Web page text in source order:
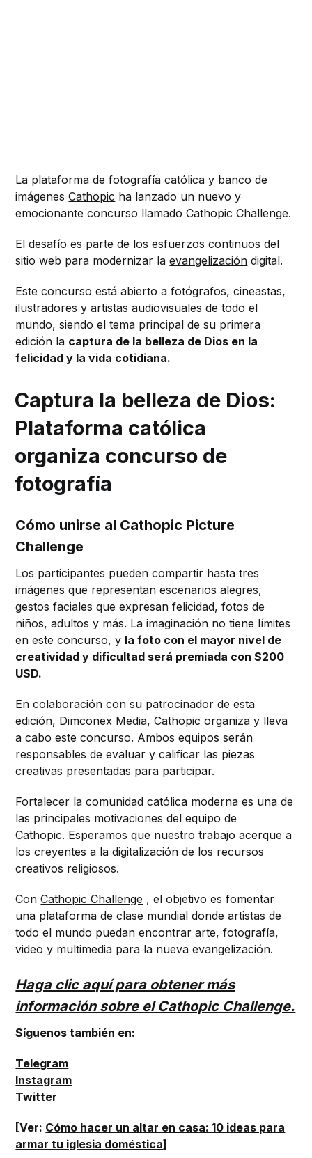
La plataforma de fotografía católica y banco de
imágenesCathopic ha lanzado un nuevo y
emocionante concurso llamado Cathopic Challenge.
El desafío es parte de los esfuerzos continuos del
sitio web para modernizar laevangelización digital.
Este concurso está abierto a fotógrafos, cineastas,
ilustradores y artistas audiovisuales de todo el
mundo, siendo el tema principal de su primera
edición la captura de la belleza de Dios en la
felicidad y la vida cotidiana.
Captura la belleza de Dios:
Plataforma católica
organiza concurso de
fotografía
Cómo unirse al Cathopic Picture
Challenge
Los participantes pueden compartir hasta tres
imágenes que representan escenarios alegres,
gestos faciales que expresan felicidad, fotos de
niños, adultos y más. La imaginación no tiene límites
en este concurso, y la foto con el mayor nivel de
creatividad y dificultad será premiada con $200
USD.
En colaboración con su patrocinador de esta
edición, Dimconex Media, Cathopic organiza y lleva
a cabo este concurso. Ambos equipos serán
responsables de evaluar y calificar las piezas
creativas presentadas para participar.
Fortalecer la comunidad católica moderna es una de
las principales motivaciones del equipo de
Cathopic. Esperamos que nuestro trabajo acerque a
los creyentes a la digitalización de los recursos
creativos religiosos.
ConCathopic Challenge , el objetivo es fomentar
una plataforma de clase mundial donde artistas de
todo el mundo puedan encontrar arte, fotografía,
video y multimedia para la nueva evangelización.
Haga clic aquí para obtener más
información sobre el Cathopic Challenge.
Síguenos también en:
Telegram
Instagram
Twitter
[Ver: Cómo hacer un altar en casa: 10 ideas para
armar tu iglesia doméstica]